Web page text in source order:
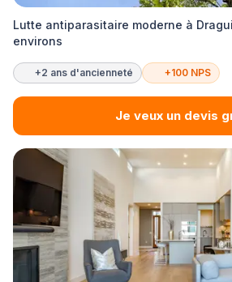
Lutte antiparasitaire moderne à
environs
+2 ans d'ancienneté +100 NPS
Je veux un devis